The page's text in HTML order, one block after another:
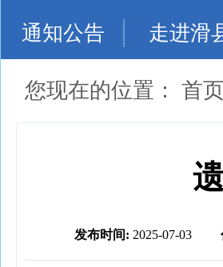
通知公告 走进滑
您现在的位置： 首页
发布时间: 2025-07-03